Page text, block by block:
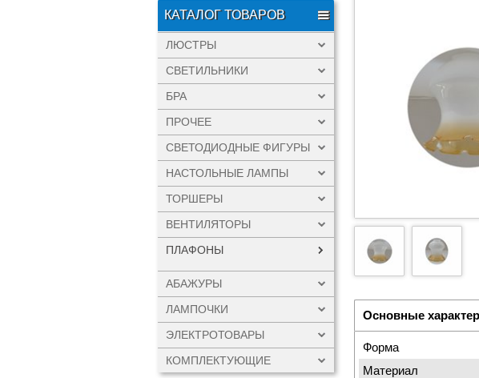
КАТАЛОГ ТОВАРОВ
ЛЮСТРЫ
СВЕТИЛЬНИКИ
БРА
ПРОЧЕЕ
СВЕТОДИОДНЫЕ ФИГУРЫ
НАСТОЛЬНЫЕ ЛАМПЫ
ТОРШЕРЫ
ВЕНТИЛЯТОРЫ
ПЛАФОНЫ
АБАЖУРЫ
ЛАМПОЧКИ
ЭЛЕКТРОТОВАРЫ
КОМПЛЕКТУЮЩИЕ
Основные
Форма
Материал